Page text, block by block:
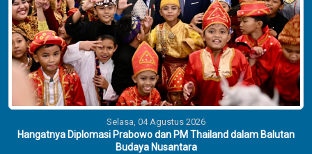
Selasa, 04 Agustus 2026
Hangatnya Diplomasi Prabowo dan PM Thailand dalam Balutan
Budaya Nusantara